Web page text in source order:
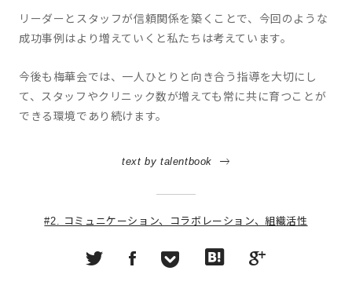
リーダーとスタッフが信頼関係を築くことで、今回のような
成功事例はより増えていくと私たちは考えています。
今後も梅華会では、一人ひとりと向き合う指導を大切にし
て、スタッフやクリニック数が増えても常に共に育つことが
できる環境であり続けます。
text by talentbook
#2. コミュニケーション、コラボレーション、組織活性